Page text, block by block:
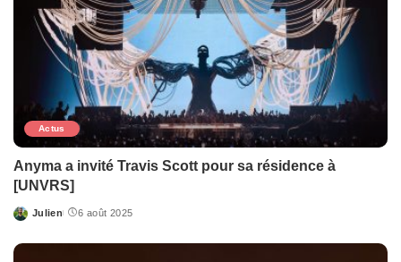
Actus
Anyma a invité Travis Scott pour sa résidence à
[UNVRS]
Posted
Julien 6 août 2025